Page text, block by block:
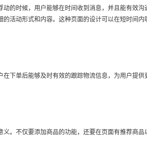
时候，用户能够在时间收到消息，并且能有效沟
活动形式和内容。这种页面的设计可以在短时间
单后能够及时有效的跟踪物流信息，为用户提供
不仅要添加商品的功能，还要在页面有推荐商品